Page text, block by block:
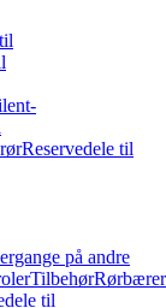
Reservedele til
på andre
Tilbehør
til